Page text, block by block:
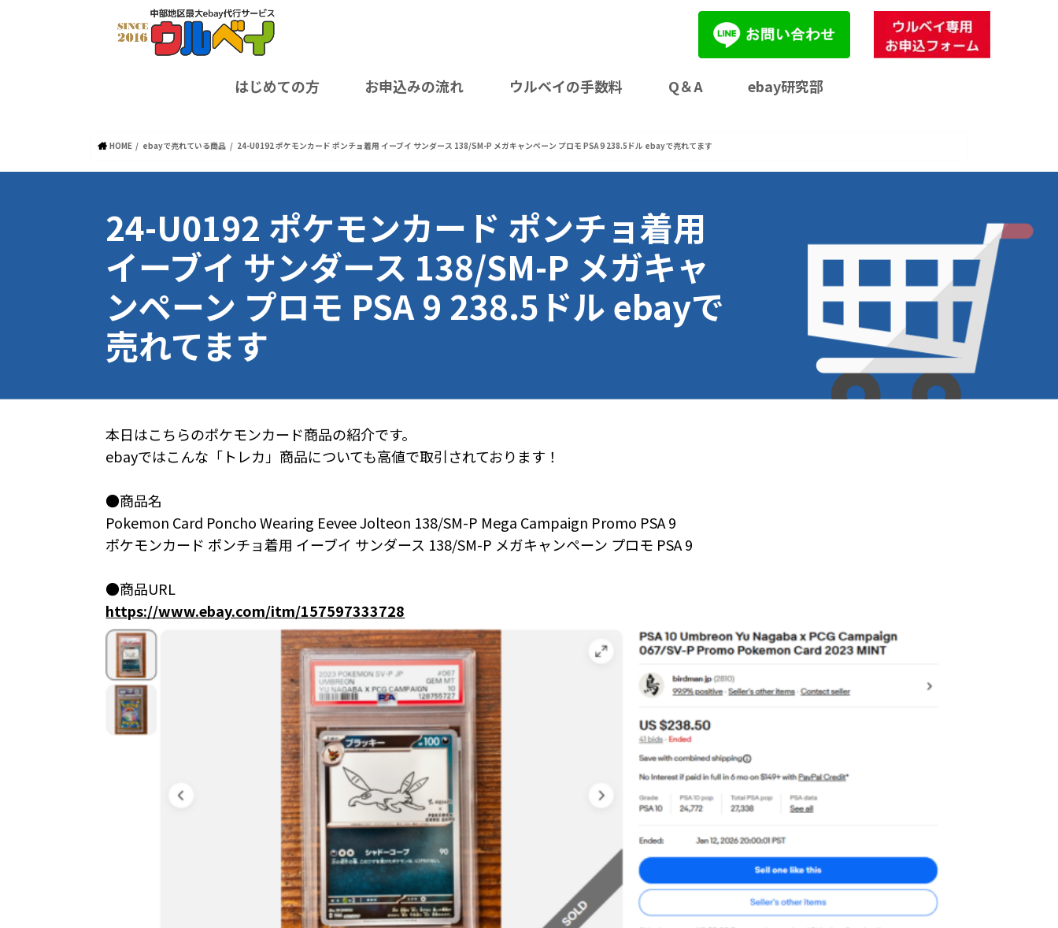
はじめての方 お申込みの流れ ウルベイの手数料 Q＆A ebay研究部
HOME ebayで売れている商品 24-U0192 ポケモンカード ポンチョ着用 イーブイ サンダース 138/SM-P メガキャンペーン プロモ PSA 9 238.5ドル ebayで売れてます
24-U0192 ポケモンカード ポンチョ着用
イーブイ サンダース 138/SM-P メガキャ
ンペーン プロモ PSA 9 238.5ドル ebayで
売れてます
本日はこちらのポケモンカード商品の紹介です。
ebayではこんな「トレカ」商品についても高値で取引されております！
●商品名
Pokemon Card Poncho Wearing Eevee Jolteon 138/SM-P Mega Campaign Promo PSA 9
ポケモンカード ポンチョ着用 イーブイ サンダース 138/SM-P メガキャンペーン プロモ PSA 9
●商品URL
https://www.ebay.com/itm/157597333728